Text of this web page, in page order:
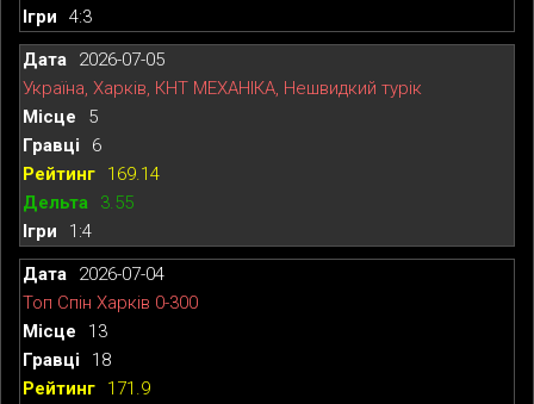
4:3
2026-07-05
Україна, Харків, КНТ МЕХАНІКА, Нешвидкий турік
5
6
169.14
3.55
1:4
2026-07-04
Топ Спін Харків 0-300
13
18
171.9